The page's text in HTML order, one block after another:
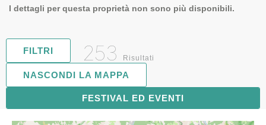
I dettagli per questa proprietà non sono più disponibili.
FILTRI 253 Risultati
FESTIVAL ED EVENTI
NASCONDI LA MAPPA
63